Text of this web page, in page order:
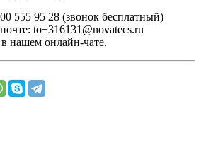
555 95 28 (звонок бесплатный)
to+316131@novatecs.ru
нашем онлайн-чате.